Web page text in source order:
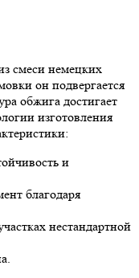
смеси немецких
он подвергается
обжига достигает
изготовления
и
благодаря
нестандартной